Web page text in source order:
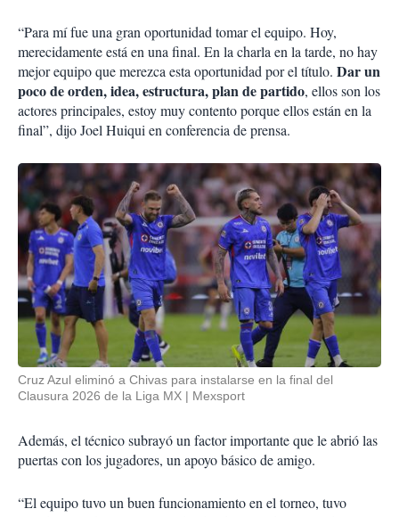
“Para mí fue una gran oportunidad tomar el equipo. Hoy,
merecidamente está en una final. En la charla en la tarde, no hay
mejor equipo que merezca esta oportunidad por el título. Dar un
poco de orden, idea, estructura, plan de partido, ellos son los
actores principales, estoy muy contento porque ellos están en la
final”, dijo Joel Huiqui en conferencia de prensa.
Cruz Azul eliminó a Chivas para instalarse en la final del
Clausura 2026 de la Liga MX
Mexsport
Además, el técnico subrayó un factor importante que le abrió las
puertas con los jugadores, un apoyo básico de amigo.
“El equipo tuvo un buen funcionamiento en el torneo, tuvo